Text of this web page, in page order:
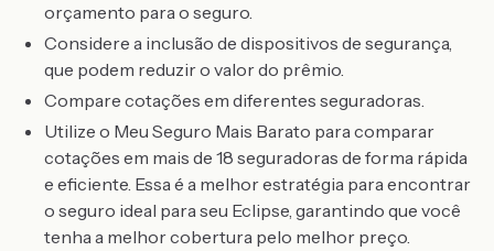
orçamento para o seguro.
Considere a inclusão de dispositivos de segurança,
que podem reduzir o valor do prêmio.
Compare cotações em diferentes seguradoras.
Utilize o Meu Seguro Mais Barato para comparar
cotações em mais de 18 seguradoras de forma rápida
e eficiente. Essa é a melhor estratégia para encontrar
o seguro ideal para seu Eclipse, garantindo que você
tenha a melhor cobertura pelo melhor preço.